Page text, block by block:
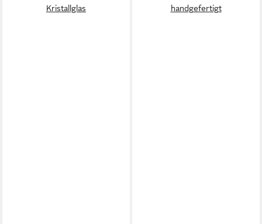
Kristallglas
handgefertigt